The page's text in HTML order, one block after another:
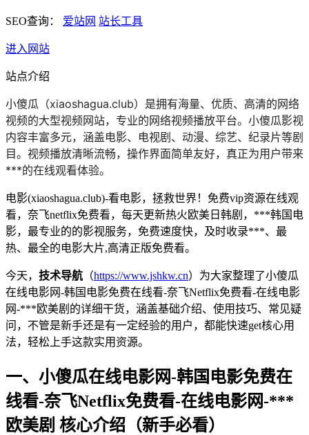
SEO查询： 爱站网 站长工具
进入网站
站点介绍
小傻瓜（xiaoshagua.club）是拥有海量、优质、高清的网络
视频的大型视频网站，专业的网络视频播放平台。小傻瓜影视
内容丰富多元，涵盖电影、电视剧、动漫、综艺、纪录片等剧
目。视频播放清晰流畅，操作界面简单友好，真正为用户带来
***的在线观看体验。
电影(xiaoshagua.club)-看电影，拯救世界！免费vip资源在线观
看，奈飞netflix免费看，每天更新热火欧美日韩剧，***韩国电
影，最专业的的影视服务，免费速度快，及时收录***、最
热、最全的电影大片,高清正版免费看。
今天， 技术导航 （https://www.jshkw.cn）为大家整理了小傻瓜
在线电影网-韩国电影免费在线看-奈飞Netflix免费看-在线电影
网-***欧美剧的详细干货，涵盖基础介绍、使用技巧、常见疑
问，不管是新手还是有一定经验的用户，都能快速get核心用
法，轻松上手这款实用资源。
一、小傻瓜在线电影网-韩国电影免费在
线看-奈飞Netflix免费看-在线电影网-***
欧美剧 核心介绍（新手必看）